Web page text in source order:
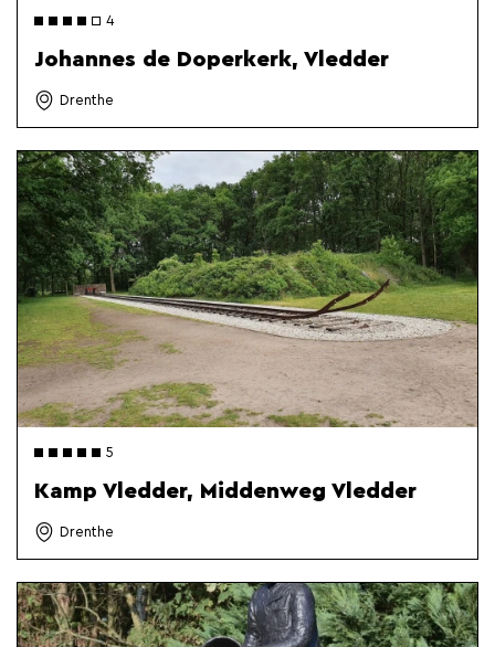
4
Johannes de Doperkerk, Vledder
Drenthe
5
Kamp Vledder, Middenweg Vledder
Drenthe